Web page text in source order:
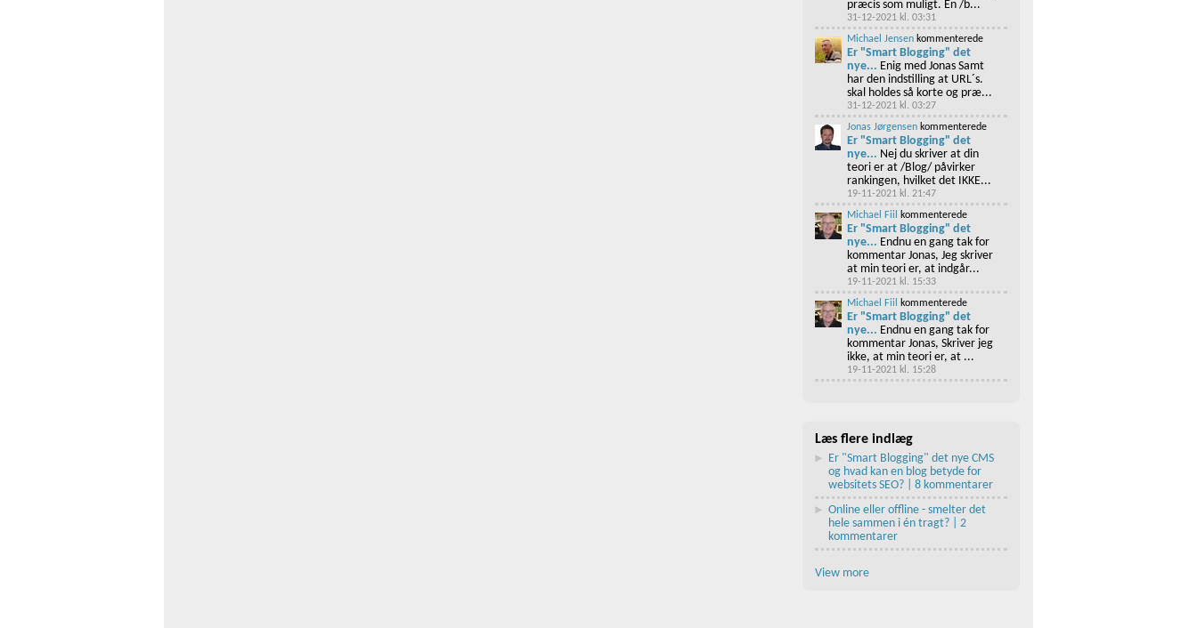
præcis som muligt. En /b...
31-12-2021 kl. 03:31
Michael Jensen kommenterede
Er "Smart Blogging" det
nye... Enig med Jonas Samt
har den indstilling at URL´s.
skal holdes så korte og præ...
31-12-2021 kl. 03:27
Jonas Jørgensen kommenterede
Er "Smart Blogging" det
nye... Nej du skriver at din
teori er at /Blog/ påvirker
rankingen, hvilket det IKKE...
19-11-2021 kl. 21:47
Michael Fiil
kommenterede
Er "Smart Blogging" det
nye... Endnu en gang tak for
kommentar Jonas, Jeg skriver
at min teori er, at indgår...
19-11-2021 kl. 15:33
Michael Fiil
kommenterede
Er "Smart Blogging" det
nye... Endnu en gang tak for
kommentar Jonas, Skriver jeg
ikke, at min teori er, at ...
19-11-2021 kl. 15:28
Læs flere indlæg
Er "Smart Blogging" det nye CMS
og hvad kan en blog betyde for
websitets SEO? | 8 kommentarer
Online eller offline - smelter det
hele sammen i én tragt? | 2
kommentarer
View more